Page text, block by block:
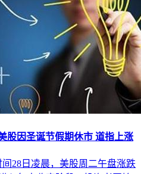
股因圣诞节假期休市 道指上涨
间28日凌晨，美股周二午盘涨跌